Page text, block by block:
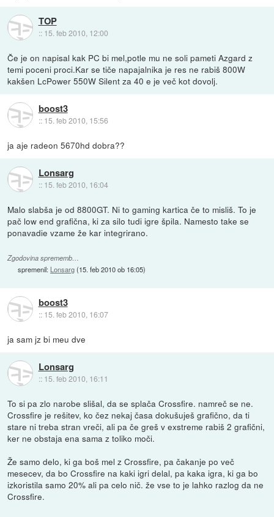
TOP
:: 15. feb 2010, 12:00
Če je on napisal kak PC bi mel,potle mu ne soli pameti Azgard z
temi poceni proci.Kar se tiče napajalnika je res ne rabiš 800W
kakšen LcPower 550W Silent za 40 e je več kot dovolj.
boost3
:: 15. feb 2010, 15:56
ja aje radeon 5670hd dobra??
Lonsarg
:: 15. feb 2010, 16:04
Malo slabša je od 8800GT. Ni to gaming kartica če to misliš. To je
pač low end grafična, ki za silo tudi igre špila. Namesto take se
ponavadie vzame že kar integrirano.
Zgodovina sprememb…
spremenil: Lonsarg(15. feb 2010 ob 16:05)
boost3
:: 15. feb 2010, 16:07
ja sam jz bi meu dve
Lonsarg
:: 15. feb 2010, 16:11
To si pa zlo narobe slišal, da se splača Crossfire. namreč se ne.
Crossfire je rešitev, ko čez nekaj časa dokušuješ grafično, da ti
stare ni treba stran vreči, ali pa če greš v exstreme rabiš 2 grafični,
ker ne obstaja ena sama z toliko moči.
Že samo delo, ki ga boš mel z Crossfire, pa čakanje po več
mesecev, da bo Crossfire na kaki igri delal, pa kaka igra, ki ga bo
izkoristila samo 20% ali pa celo nič. že vse to je lahko razlog da ne
Crossfire.